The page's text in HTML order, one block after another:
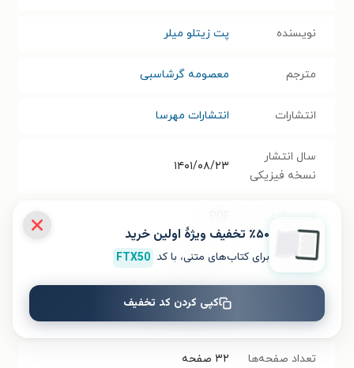
نویسنده پت زیتلو میلر
مترجم معصومه گرشاسبی
انتشارات انتشارات مهرسا
سال انتشار
نسخه فیزیکی
۱۴۰۱/۰۸/۲۳
حجم فایل
کتاب
۶۰.۰۶ مگابایت
شابک ۹۷۸۶۲۲۷۹۲۴۱۶۹
تعداد صفحه‌ها ۳۲ صفحه
٪۵۰ تخفیف ویژۀ اولین خرید
برای کتاب‌های متنی، با کد FTX50
کپی کردن کد تخفیف